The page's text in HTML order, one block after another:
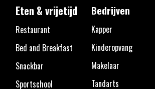
Eten & vrijetijd
Restaurant
Bed and Breakfast
Snackbar
Sportschool
Bedrijven
Kapper
Kinderopvang
Makelaar
Tandarts